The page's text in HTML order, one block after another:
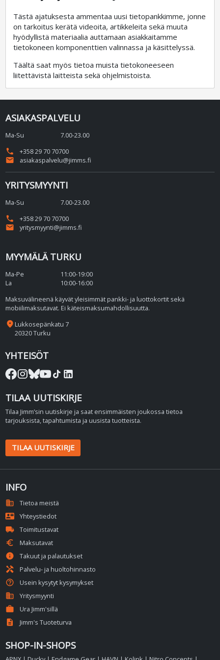
Tästä ajatuksesta ammentaa uusi tietopankkimme, jonne
on tarkoitus kerätä videoita, artikkeleita sekä muuta
hyödyllistä materiaalia auttamaan asiakkaitamme
tietokoneen komponenttien valinnassa ja käsittelyssä.
Täältä saat myös tietoa muista tietokoneeseen
liitettävistä laitteista sekä ohjelmistoista.
ASIAKASPALVELU
Ma-Su
7.00-23.00
phone
+358 29 70 70700
email
asiakaspalvelu@jimms.fi
YRITYSMYYNTI
Ma-Su
7.00-23.00
phone
+358 29 70 70700
email
yritysmyynti@jimms.fi
MYYMÄLÄ TURKU
Ma-Pe
11:00-19:00
La
10:00-16:00
Maksuvälineenä käyvät yleisimmät pankki- ja luottokortit sekä
mobiilimaksutavat. Ei käteismaksumahdollisuutta.
place Lukkosepänkatu 7
20320 Turku
YHTEISÖT
TILAA UUTISKIRJE
Tilaa Jimm’sin uutiskirje ja saat ensimmäisten joukossa tietoa
tarjouksista, tapahtumista ja uusista tuotteista.
TILAA UUTISKIRJE
INFO
domain
Tietoa meistä
contact_mail
Yhteystiedot
local_shipping
Toimitustavat
euro
Maksutavat
info
Takuut ja palautukset
handyman
Palvelu- ja huoltohinnasto
help_outline
Usein kysytyt kysymykset
business
Yritysmyynti
work
Ura Jimm'sillä
description
Jimm's Tuoteturva
SHOP-IN-SHOPS